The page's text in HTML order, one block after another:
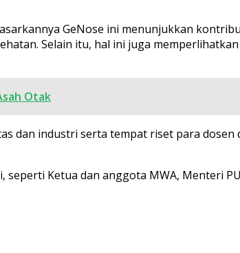
GeNose ini menunjukkan
Selain itu, hal ini juga
Otak
dan industri serta tempat riset para dosen
Ketua dan anggota MWA, Menteri